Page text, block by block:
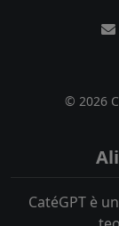
© 2026
CatéGPT è